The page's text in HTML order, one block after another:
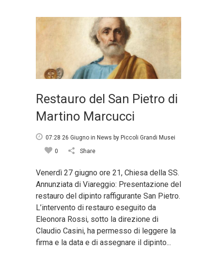
Restauro del San Pietro di
Martino Marcucci
07:28 26 Giugno in News by Piccoli Grandi Musei
0
Share
Venerdì 27 giugno ore 21, Chiesa della SS.
Annunziata di Viareggio: Presentazione del
restauro del dipinto raffigurante San Pietro.
L’intervento di restauro eseguito da
Eleonora Rossi, sotto la direzione di
Claudio Casini, ha permesso di leggere la
firma e la data e di assegnare il dipinto...